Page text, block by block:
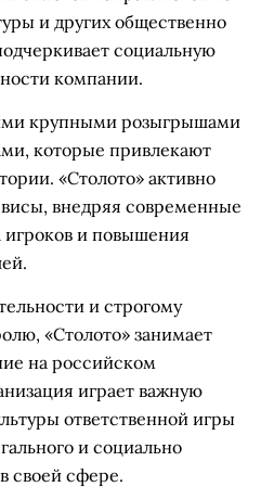
и других общественно
социальную
компании.
крупными розыгрышами
которые привлекают
«Столото» активно
внедряя современные
игроков и повышения
и строгому
«Столото» занимает
на российском
играет важную
ответственной игры
и социально
своей сфере.